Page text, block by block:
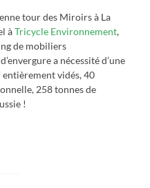
tour des Miroirs à La
àTricycle Environnement,
de mobiliers
a nécessité d’une
entièrement vidés, 40
258 tonnes de
!